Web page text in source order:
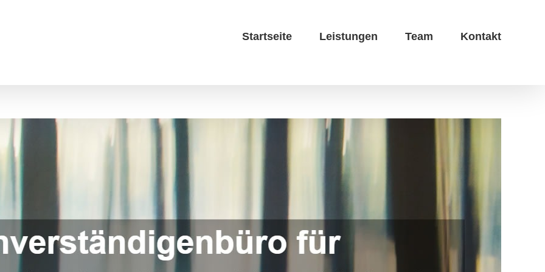
Startseite Leistungen Team Kontakt